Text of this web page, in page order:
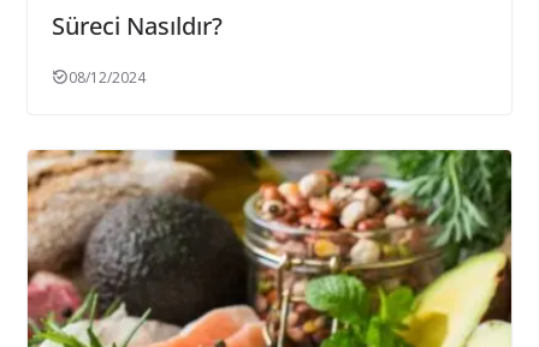
Süreci Nasıldır?
08/12/2024